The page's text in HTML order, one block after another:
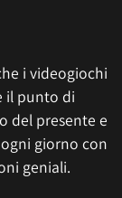
i videogiochi
il punto di
del presente e
giorno con
geniali.